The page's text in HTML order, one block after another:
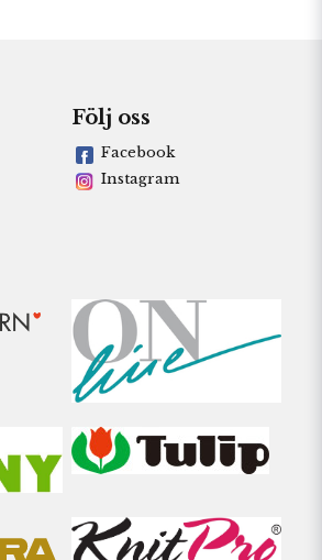
Följ oss
Facebook
Instagram